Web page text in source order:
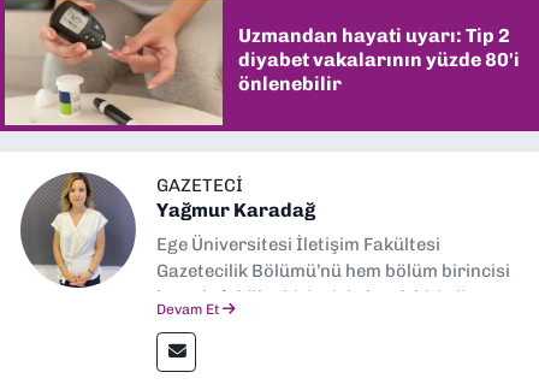
Uzmandan hayati uyarı: Tip 2
diyabet vakalarının yüzde 80'i
önlenebilir
GAZETECI
Yağmur Karadağ
Ege Üniversitesi İletişim Fakültesi
Gazetecilik Bölümü’nü hem bölüm birincisi
hem de fakülte birincisi olarak bitirdim.
İletişim” üzerine yüksek lisans eğitimimi
tamamladım. Halen aynı anabilim dalında
Devam Et